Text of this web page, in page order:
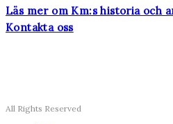
Läs mer om Km:s historia och
Kontakta oss
All Rights Reserved